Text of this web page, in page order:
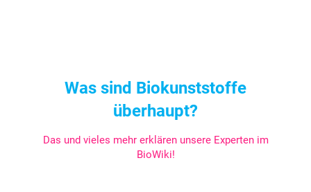
Was sind Biokunststoffe
überhaupt?
Das und vieles mehr erklären unsere Experten im
BioWiki!